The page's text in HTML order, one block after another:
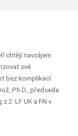
chtějí navzájem
své
bez komplikací.
Ph.D.,
předseda
2. LF UK a FN v